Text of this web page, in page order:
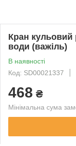
Кран кульовий
води (важіль)
В наявності
Код: SD00021337
468 ₴
Мінімальна сума